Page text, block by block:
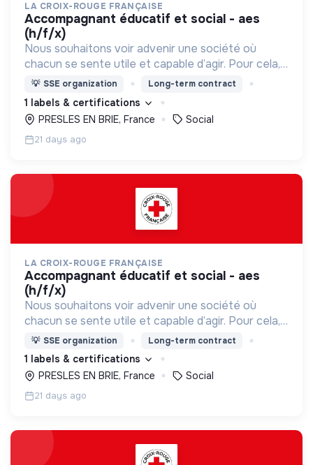
LA CROIX-ROUGE FRANÇAISE
accompagnant éducatif et social - aes
(h/f/x)
Nous souhaitons voir advenir une société où
chacun se sente utile et capable d’agir. Pour cela,
nous proposons des moyens et des lieux
d’engagement innovants et adaptés à tous.
💡 SSE organization Long-term contract
1 labels & certifications
PRESLES EN BRIE, France
Social
21 days ago
LA CROIX-ROUGE FRANÇAISE
accompagnant éducatif et social - aes
(h/f/x)
Nous souhaitons voir advenir une société où
chacun se sente utile et capable d’agir. Pour cela,
nous proposons des moyens et des lieux
d’engagement innovants et adaptés à tous.
💡 SSE organization Long-term contract
1 labels & certifications
PRESLES EN BRIE, France
Social
21 days ago